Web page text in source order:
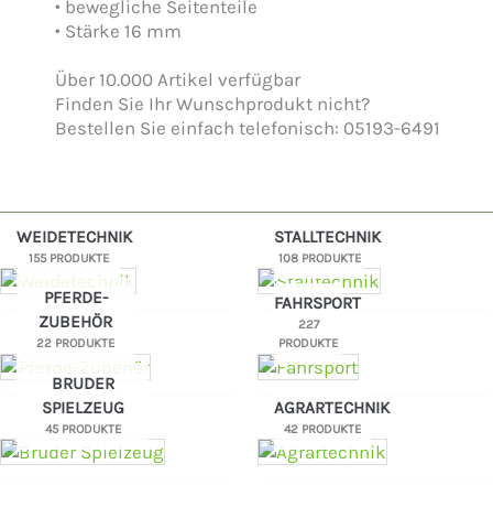
• bewegliche Seitenteile
• Stärke 16 mm
Über 10.000 Artikel verfügbar
Finden Sie Ihr Wunschprodukt nicht?
Bestellen Sie einfach telefonisch: 05193-6491
WEIDETECHNIK
155 PRODUKTE
STALLTECHNIK
108 PRODUKTE
PFERDE-
ZUBEHÖR
22 PRODUKTE
FAHRSPORT
227
PRODUKTE
BRUDER
SPIELZEUG
45 PRODUKTE
AGRARTECHNIK
42 PRODUKTE